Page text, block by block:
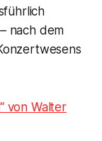
nach dem
von Walter